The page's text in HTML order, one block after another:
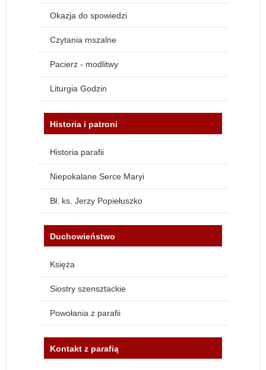
Okazja do spowiedzi
Czytania mszalne
Pacierz - modlitwy
Liturgia Godzin
Historia i patroni
Historia parafii
Niepokalane Serce Maryi
Bł. ks. Jerzy Popiełuszko
Duchowieństwo
Księża
Siostry szensztackie
Powołania z parafii
Kontakt z parafią